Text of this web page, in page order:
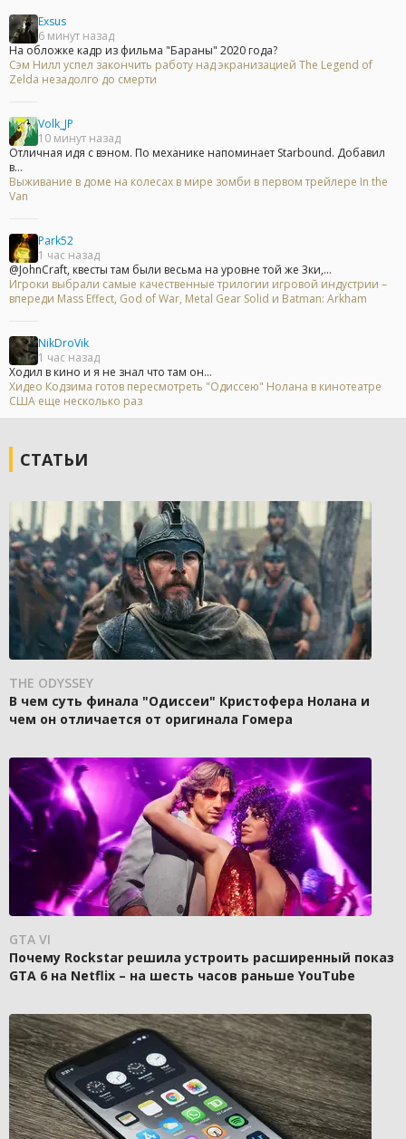
Exsus
6 минут назад
На обложке кадр из фильма "Бараны" 2020 года?
Сэм Нилл успел закончить работу над экранизацией The Legend of
Zelda незадолго до смерти
Volk_JP
10 минут назад
Отличная идя с вэном. По механике напоминает Starbound. Добавил
в...
Выживание в доме на колесах в мире зомби в первом трейлере In the
Van
Park52
1 час назад
@JohnCraft, квесты там были весьма на уровне той же 3ки,...
Игроки выбрали самые качественные трилогии игровой индустрии –
впереди Mass Effect, God of War, Metal Gear Solid и Batman: Arkham
NikDroVik
1 час назад
Ходил в кино и я не знал что там он...
Хидео Кодзима готов пересмотреть "Одиссею" Нолана в кинотеатре
США еще несколько раз
СТАТЬИ
THE ODYSSEY
В чем суть финала "Одиссеи" Кристофера Нолана и
чем он отличается от оригинала Гомера
GTA VI
Почему Rockstar решила устроить расширенный показ
GTA 6 на Netflix – на шесть часов раньше YouTube